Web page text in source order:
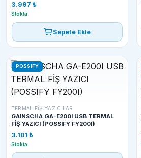
3.997 ₺
Stokta
Sepete Ekle
POSSIFY
TERMAL FIŞ YAZICILAR
GAINSCHA GA-E200I USB TERMAL
FİŞ YAZICI (POSSIFY FY200I)
3.101 ₺
Stokta